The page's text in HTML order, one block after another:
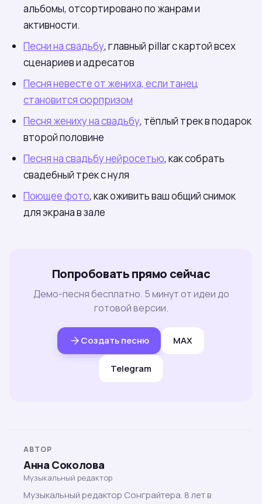
альбомы, отсортировано по жанрам и
активности.
Песни на свадьбу, главный pillar с картой всех
сценариев и адресатов
Песня невесте от жениха, если танец
становится сюрпризом
Песня жениху на свадьбу, тёплый трек в подарок
второй половине
Песня на свадьбу нейросетью, как собрать
свадебный трек с нуля
Поющее фото, как оживить ваш общий снимок
для экрана в зале
Попробовать прямо сейчас
Демо-песня бесплатно. 5 минут от идеи до
готовой версии.
Создать песню MAX
Telegram
АВТОР
Анна Соколова
Музыкальный редактор
Музыкальный редактор Сонграйтера. 8 лет в